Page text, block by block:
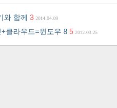
와 함께 3 2014.04.09
클라우드=윈도우 8 5 2012.03.25